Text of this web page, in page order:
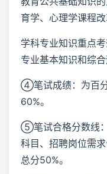
育学、心理学课程改
学科专业知识重点
专业基本知识和综合
④笔试成绩：为百
60%。
⑤笔试合格分数线
科目、招聘岗位需
总分50%。